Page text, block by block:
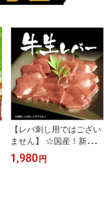
【レバ刺し用ではござい
ません】 ☆国産！新鮮牛
生レバー100g×3パック
1,980 円